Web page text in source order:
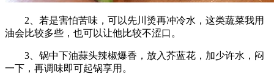
2、若是害怕苦味，可以先川烫再冲冷水，这类蔬菜我用
油会比较多些，也可以让他比较不涩口。
3、锅中下油蒜头辣椒爆香，放入芥蓝花，加少许水，闷
一下，再调味即可起锅享用。